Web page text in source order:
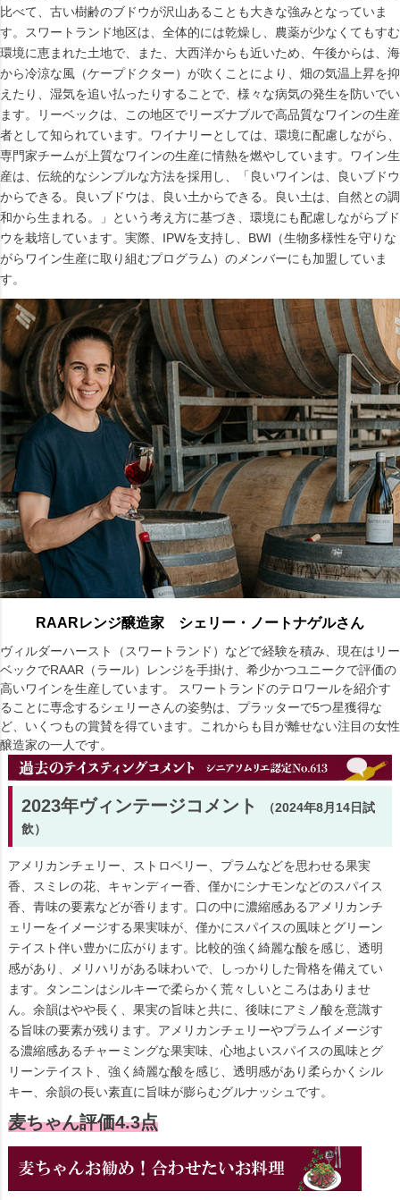
比べて、古い樹齢のブドウが沢山あることも大きな強みとなっていま
す。スワートランド地区は、全体的には乾燥し、農薬が少なくてもすむ
環境に恵まれた土地で、また、大西洋からも近いため、午後からは、海
から冷涼な風（ケープドクター）が吹くことにより、畑の気温上昇を抑
えたり、湿気を追い払ったりすることで、様々な病気の発生を防いでい
ます。リーベックは、この地区でリーズナブルで高品質なワインの生産
者として知られています。ワイナリーとしては、環境に配慮しながら、
専門家チームが上質なワインの生産に情熱を燃やしています。ワイン生
産は、伝統的なシンプルな方法を採用し、「良いワインは、良いブドウ
からできる。良いブドウは、良い土からできる。良い土は、自然との調
和から生まれる。」という考え方に基づき、環境にも配慮しながらブド
ウを栽培しています。実際、IPWを支持し、BWI（生物多様性を守りな
がらワイン生産に取り組むプログラム）のメンバーにも加盟していま
す。
RAARレンジ醸造家 シェリー・ノートナゲルさん
ヴィルダーハースト（スワートランド）などで経験を積み、現在はリー
ベックでRAAR（ラール）レンジを手掛け、希少かつユニークで評価の
高いワインを生産しています。 スワートランドのテロワールを紹介す
ることに専念するシェリーさんの姿勢は、プラッターで5つ星獲得な
ど、いくつもの賞賛を得ています。これからも目が離せない注目の女性
醸造家の一人です。
2023年ヴィンテージコメント
（2024年8月14日試
飲）
アメリカンチェリー、ストロベリー、プラムなどを思わせる果実
香、スミレの花、キャンディー香、僅かにシナモンなどのスパイス
香、青味の要素などが香ります。口の中に濃縮感あるアメリカンチ
ェリーをイメージする果実味が、僅かにスパイスの風味とグリーン
テイスト伴い豊かに広がります。比較的強く綺麗な酸を感じ、透明
感があり、メリハリがある味わいで、しっかりした骨格を備えてい
ます。タンニンはシルキーで柔らかく荒々しいところはありませ
ん。余韻はやや長く、果実の旨味と共に、後味にアミノ酸を意識す
る旨味の要素が残ります。アメリカンチェリーやプラムイメージす
る濃縮感あるチャーミングな果実味、心地よいスパイスの風味とグ
リーンテイスト、強く綺麗な酸を感じ、透明感があり柔らかくシル
キー、余韻の長い素直に旨味が膨らむグルナッシュです。
麦ちゃん評価4.3点